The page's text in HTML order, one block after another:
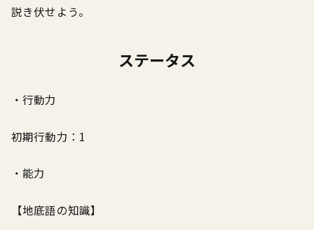
説き伏せよう。
ステータス
・行動力
初期行動力：1
・能力
【地底語の知識】